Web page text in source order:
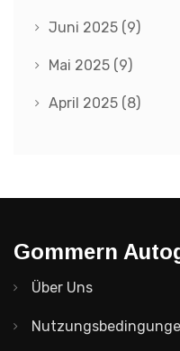
Juni 2025 (9)
Mai 2025 (9)
April 2025 (8)
Gommern
Über Uns